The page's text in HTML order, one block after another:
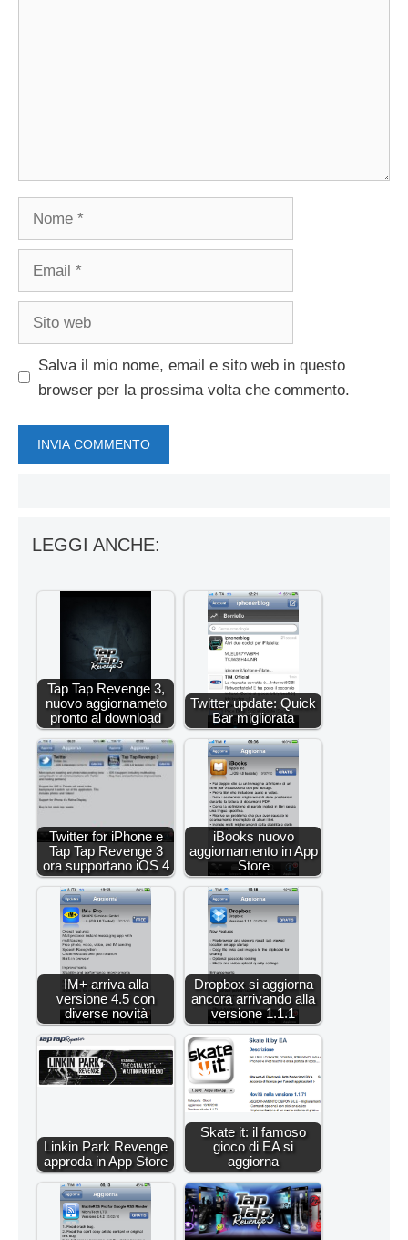
Nome
Email
Sito
Salva il mio nome, email e sito web in questo
browser per la prossima volta che commento.
LEGGI ANCHE:
Tap Tap Revenge 3,
nuovo aggiornameto
pronto al download
Twitter update: Quick
Bar migliorata
Twitter for iPhone e
Tap Tap Revenge 3
ora supportano iOS 4
iBooks nuovo
aggiornamento in App
Store
IM+ arriva alla
versione 4.5 con
diverse novità
Dropbox si aggiorna
ancora arrivando alla
versione 1.1.1
Linkin Park Revenge
approda in App Store
Skate it: il famoso
gioco di EA si
aggiorna